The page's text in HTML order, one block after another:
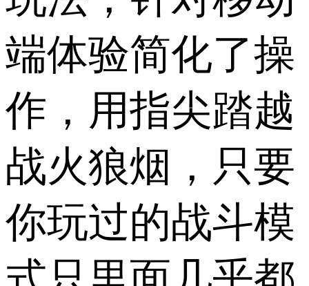
端体验简化了操
作，用指尖踏越
战火狼烟，只要
你玩过的战斗模